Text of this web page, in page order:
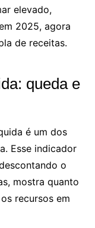
elevado,
2025, agora
de receitas.
queda e
é um dos
Esse indicador
o
mostra quanto
recursos em